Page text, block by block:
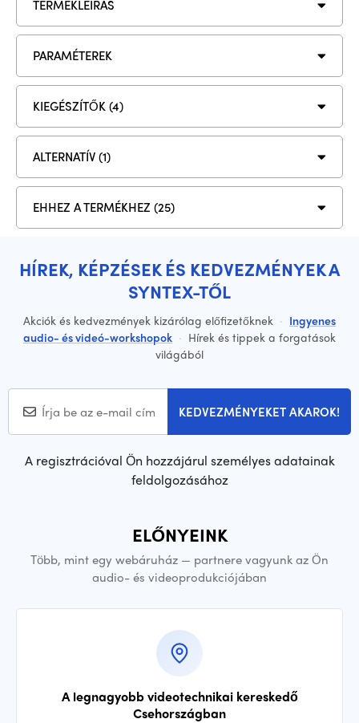
TERMÉKLEÍRÁS
PARAMÉTEREK
KIEGÉSZÍTŐK (4)
ALTERNATÍV (1)
EHHEZ A TERMÉKHEZ (25)
HÍREK, KÉPZÉSEK ÉS KEDVEZMÉNYEK A
SYNTEX-TŐL
Akciók és kedvezmények kizárólag előfizetőknek · Ingyenes
audio- és videó-workshopok · Hírek és tippek a forgatások
világából
KEDVEZMÉNYEKET AKAROK!
A regisztrációval Ön hozzájárul személyes adatainak
feldolgozásához
ELŐNYEINK
Több, mint egy webáruház — partnere vagyunk az Ön
audio- és videoprodukciójában
A legnagyobb videotechnikai kereskedő
Csehországban